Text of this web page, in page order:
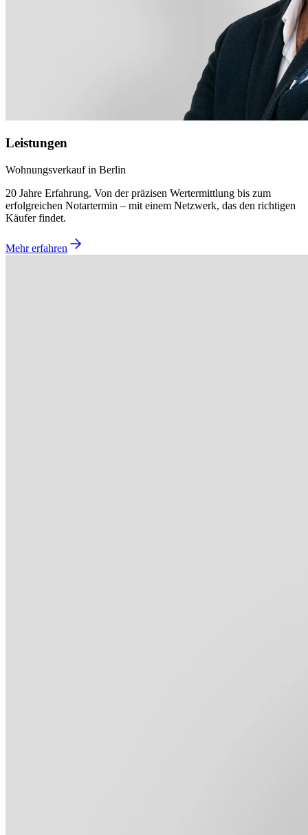
Leistungen
Wohnungsverkauf in Berlin
20 Jahre Erfahrung. Von der präzisen Wertermittlung bis zum
erfolgreichen Notartermin – mit einem Netzwerk, das den richtigen
Käufer findet.
Mehr erfahren